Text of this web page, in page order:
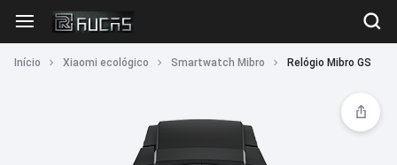
Início Xiaomi ecológico Smartwatch Mibro Relógio Mibro GS